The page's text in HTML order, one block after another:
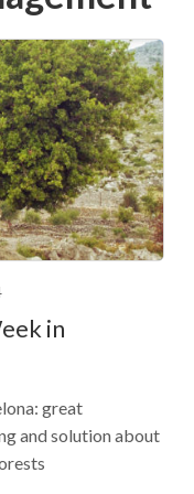
in
great
and solution about